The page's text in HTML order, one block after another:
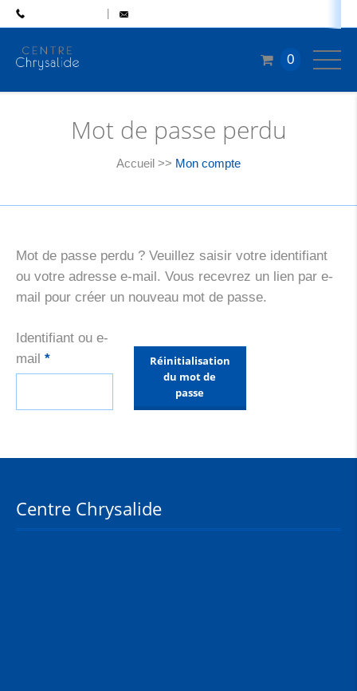
0
Mot de passe perdu
Accueil >> Mon compte
Mot de passe perdu ? Veuillez saisir votre identifiant
ou votre adresse e-mail. Vous recevrez un lien par e-
mail pour créer un nouveau mot de passe.
Identifiant ou e-
mail *Obligatoire
Réinitialisation
du mot de
passe
Centre Chrysalide